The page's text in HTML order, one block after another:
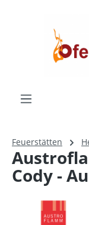
Feuerstätten
Cody -